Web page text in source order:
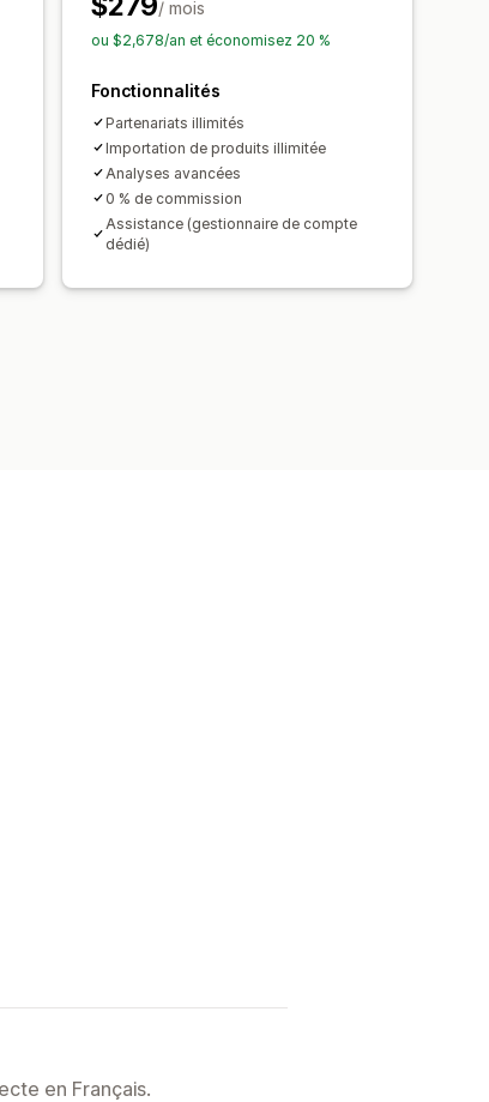
/ mois
ou $2,678/an et économisez 20 %
Fonctionnalités
Partenariats illimités
Importation de produits illimitée
Analyses avancées
0 % de commission
Assistance (gestionnaire de compte
dédié)
en Français.